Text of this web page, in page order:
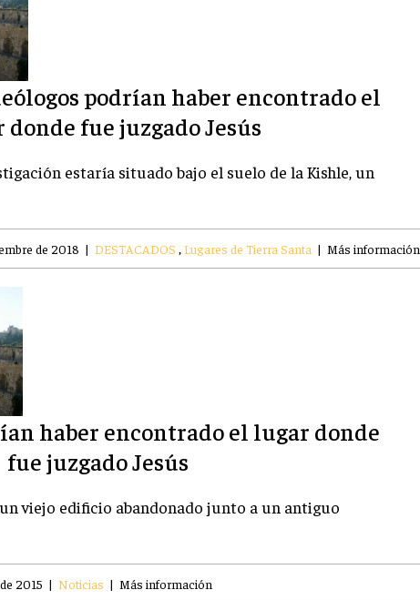
podrían haber encontrado el
donde fue juzgado Jesús
estaría situado bajo el suelo de la Kishle, un
de 2018 | DESTACADOS ,Lugares de Tierra Santa | Más información
haber encontrado el lugar donde
fue juzgado Jesús
viejo edificio abandonado junto a un antiguo
2015 | Noticias | Más información